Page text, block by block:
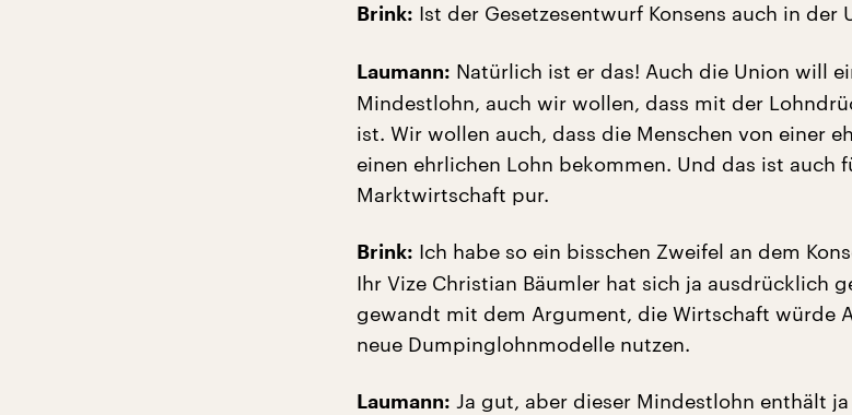
Brink: Ist der Gesetzesentwurf Konsens auch in der
Laumann: Natürlich ist er das! Auch die Union will
Mindestlohn, auch wir wollen, dass mit der
ist. Wir wollen auch, dass die Menschen von einer
einen ehrlichen Lohn bekommen. Und das ist auch
Marktwirtschaft pur.
Brink: Ich habe so ein bisschen Zweifel an dem
Ihr Vize Christian Bäumler hat sich ja ausdrücklich
gewandt mit dem Argument, die Wirtschaft würde
neue Dumpinglohnmodelle nutzen.
Laumann: Ja gut, aber dieser Mindestlohn enthält